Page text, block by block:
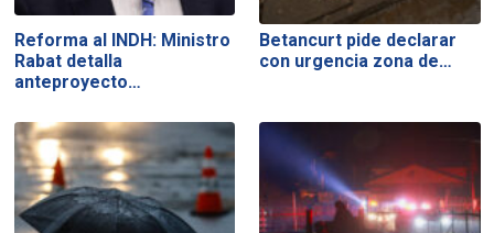
Reforma al INDH: Ministro
Rabat detalla
anteproyecto…
Betancurt pide declarar
con urgencia zona de…